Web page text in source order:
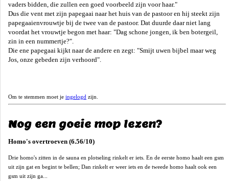
vaders bidden, die zullen een goed voorbeeld zijn voor haar."
Dus die vent met zijn papegaai naar het huis van de pastoor en hij steekt zijn
papegaaienvrouwtje bij de twee van de pastoor. Dat duurde daar niet lang
voordat het vrouwtje begon met haar: "Dag schone jongen, ik ben botergeil,
zin in een nummertje?".
Die ene papegaai kijkt naar de andere en zegt: "Smijt uwen bijbel maar weg
Jos, onze gebeden zijn verhoord".
Om te stemmen moet je ingelogd zijn.
Nog een goeie mop lezen?
Homo's overtroeven (6.56/10)
Drie homo's zitten in de sauna en plotseling rinkelt er iets. En de eerste homo haalt een gsm
uit zijn gat en begint te bellen; Dan rinkelt er weer iets en de tweede homo haalt ook een
gsm uit zijn ga...